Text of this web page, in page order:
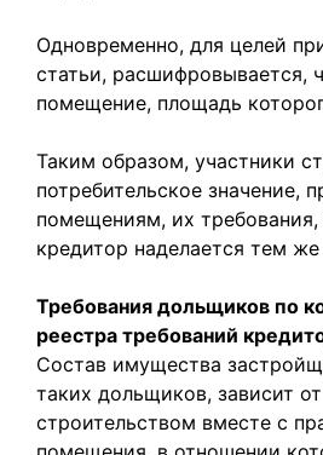
Одновременно, для целей
статьи,
помещение, площадь
Таким образом, участники
потребительское значение,
помещениям, их
кредитор наделается тем
Требования дольщиков по
реестра требований
Состав имущества
таких дольщиков, зависит
строительством вместе с